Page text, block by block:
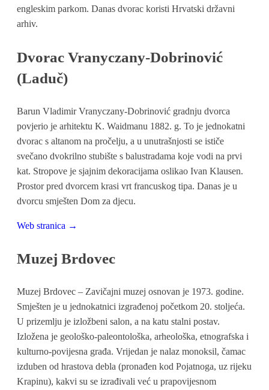
engleskim parkom. Danas dvorac koristi Hrvatski državni
arhiv.
Dvorac Vranyczany-Dobrinović
(Laduč)
Barun Vladimir Vranyczany-Dobrinović gradnju dvorca
povjerio je arhitektu K. Waidmanu 1882. g. To je jednokatni
dvorac s altanom na pročelju, a u unutrašnjosti se ističe
svečano dvokrilno stubište s balustradama koje vodi na prvi
kat. Stropove je sjajnim dekoracijama oslikao Ivan Klausen.
Prostor pred dvorcem krasi vrt francuskog tipa. Danas je u
dvorcu smješten Dom za djecu.
Web stranica →
Muzej Brdovec
Muzej Brdovec – Zavičajni muzej osnovan je 1973. godine.
Smješten je u jednokatnici izgrađenoj početkom 20. stoljeća.
U prizemlju je izložbeni salon, a na katu stalni postav.
Izložena je geološko-paleontološka, arheološka, etnografska i
kulturno-povijesna građa. Vrijedan je nalaz monoksil, čamac
izduben od hrastova debla (pronađen kod Pojatnoga, uz rijeku
Krapinu), kakvi su se izrađivali već u prapovijesnom